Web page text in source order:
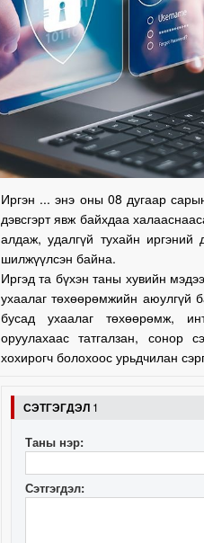
Иргэн ... энэ оны 08 дугаар
дэвсгэрт явж байхдаа
алдаж, удалгүй тухайн иргэний
шилжүүлсэн байна.
Иргэд та бүхэн таны хувийн
ухаалаг төхөөрөмжийн аюулгүй
бусад ухаалаг төхөөрөмж,
оруулахаас татгалзан, сонор
хохирогч болохоос урьдчилан
СЭТГЭГДЭЛ 1
Таны нэр:
Сэтгэгдэл: